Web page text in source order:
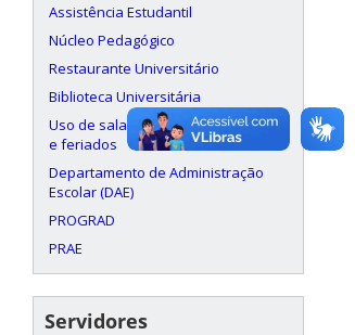
Assistência Estudantil
Núcleo Pedagógico
Restaurante Universitário
Biblioteca Universitária
Uso de salas aos finais de semana
e feriados
Departamento de Administração
Escolar (DAE)
PROGRAD
PRAE
Servidores